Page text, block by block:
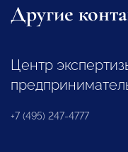
Другие
Центр
+7 (495) 247-4777